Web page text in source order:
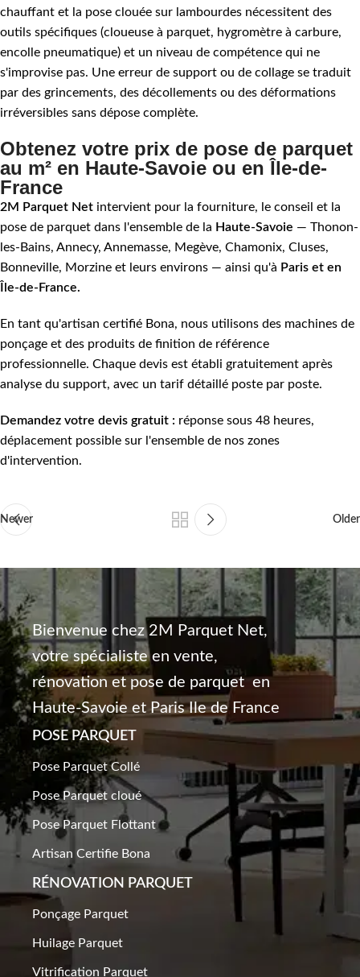
chauffant et la pose clouée sur lambourdes nécessitent des
outils spécifiques (cloueuse à parquet, hygromètre à carbure,
encolle pneumatique) et un niveau de compétence qui ne
s'improvise pas. Une erreur de support ou de collage se traduit
par des grincements, des décollements ou des déformations
irréversibles sans dépose complète.
Obtenez votre prix de pose de parquet
au m² en Haute-Savoie ou en Île-de-
France
2M Parquet Net intervient pour la fourniture, le conseil et la
pose de parquet dans l'ensemble de la Haute-Savoie — Thonon-
les-Bains, Annecy, Annemasse, Megève, Chamonix, Cluses,
Bonneville, Morzine et leurs environs — ainsi qu'à Paris et en
Île-de-France.
En tant qu'artisan certifié Bona, nous utilisons des machines de
ponçage et des produits de finition de référence
professionnelle. Chaque devis est établi gratuitement après
analyse du support, avec un tarif détaillé poste par poste.
Demandez votre devis gratuit : réponse sous 48 heures,
déplacement possible sur l'ensemble de nos zones
d'intervention.
Newer Older
Bienvenue chez 2M Parquet Net,
votre spécialiste en vente,
rénovation et pose de parquet en
Haute-Savoie et Paris Ile de France
POSE PARQUET
Pose Parquet Collé
Pose Parquet cloué
Pose Parquet Flottant
Artisan Certifie Bona
RÉNOVATION PARQUET​
Ponçage Parquet
Huilage Parquet
Vitrification Parquet